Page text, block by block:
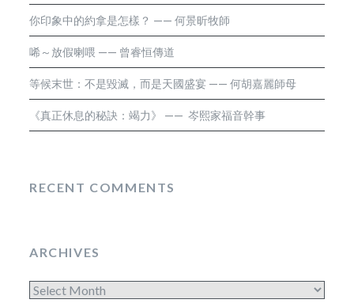
你印象中的約拿是怎樣？ —— 何景昕牧師
唏～放假喇喂 —— 曾睿恒傳道
等候末世：不是毀滅，而是天國盛宴 —— 何胡嘉麗師母
《真正休息的秘訣：竭力》 —— 岑熙家福音幹事
RECENT COMMENTS
ARCHIVES
Archives